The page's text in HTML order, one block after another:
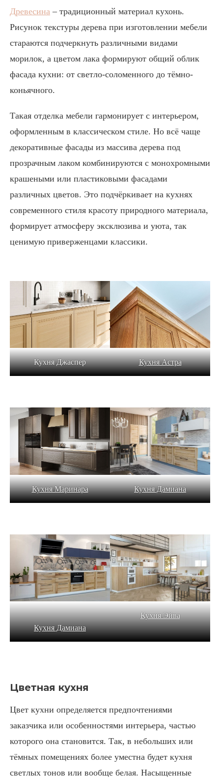
Древесина – традиционный материал кухонь.
Рисунок текстуры дерева при изготовлении мебели
стараются подчеркнуть различными видами
морилок, а цветом лака формируют общий облик
фасада кухни: от светло-соломенного до тёмно-
коньячного.
Такая отделка мебели гармонирует с интерьером,
оформленным в классическом стиле. Но всё чаще
декоративные фасады из массива дерева под
прозрачным лаком комбинируются с монохромными
крашеными или пластиковыми фасадами
различных цветов. Это подчёркивает на кухнях
современного стиля красоту природного материала,
формирует атмосферу эксклюзива и уюта, так
ценимую приверженцами классики.
Кухня Джаспер Кухня Астра
Кухня Маринара Кухня Дамиана
Кухня Дамиана
Кухня Эйва
Цветная кухня
Цвет кухни определяется предпочтениями
заказчика или особенностями интерьера, частью
которого она становится. Так, в небольших или
тёмных помещениях более уместна будет кухня
светлых тонов или вообще белая. Насыщенные